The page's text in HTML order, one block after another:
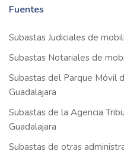
Fuentes
Subastas Judiciales de
Subastas Notariales de
Subastas del Parque Móvil
Guadalajara
Subastas de la Agencia
Guadalajara
Subastas de otras